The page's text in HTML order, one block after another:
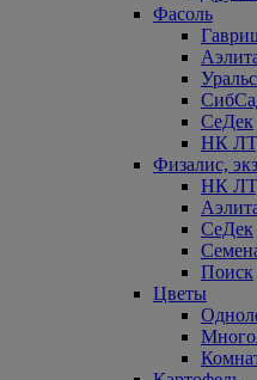
Фасоль
СеДек
НК
Физалис,
НК
СеДек
Поиск
Цветы